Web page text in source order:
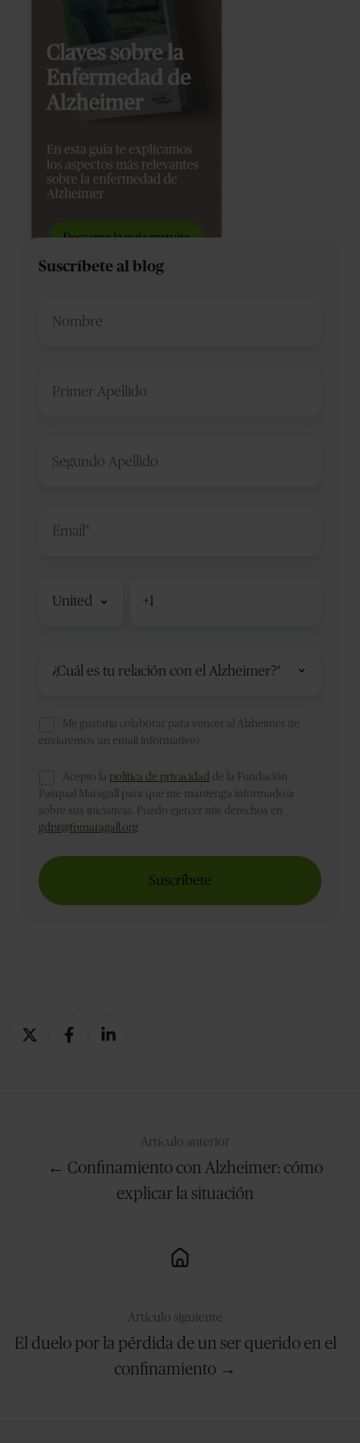
Suscríbete al blog
Apellido*
Apellido*
Me gustaría colaborar para vencer al Alzheimer (te
enviaremos un email informativo)
Acepto la política de privacidad de la Fundación
Pasqual Maragall para que me mantenga informado/a
sobre sus iniciativas. Puedo ejercer mis derechos en
gdpr@fpmaragall.org.
CompartirCompartirCompartir
Artículo anterior
← Confinamiento con Alzheimer: cómo
explicar la situación
Artículo siguiente
El duelo por la pérdida de un ser querido en el
confinamiento →